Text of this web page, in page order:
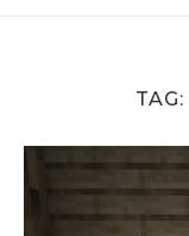
TAG: